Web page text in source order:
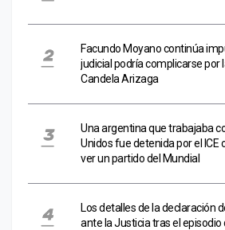
Facundo Moyano continúa
judicial podría complicarse por
Candela Arizaga
Una argentina que trabajaba
Unidos fue detenida por el ICE
ver un partido del Mundial
Los detalles de la declaración
ante la Justicia tras el